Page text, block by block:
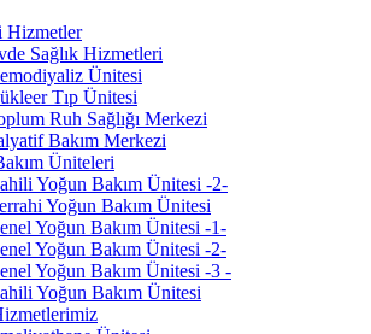
Hizmetler
Sağlık Hizmetleri
Ünitesi
Tıp Ünitesi
Ruh Sağlığı Merkezi
Bakım Merkezi
Üniteleri
Yoğun Bakım Ünitesi -2-
Yoğun Bakım Ünitesi
Yoğun Bakım Ünitesi -1-
Yoğun Bakım Ünitesi -2-
Yoğun Bakım Ünitesi -3 -
Yoğun Bakım Ünitesi